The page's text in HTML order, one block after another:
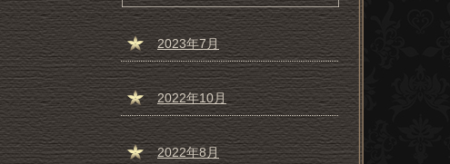
2023年7月
2022年10月
2022年8月